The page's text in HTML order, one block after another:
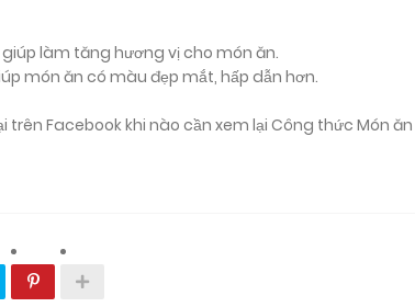
làm tăng hương vị cho món ăn.
món ăn có màu đẹp mắt, hấp dẫn hơn.
trên Facebook khi nào cần xem lại Công thức Món ăn